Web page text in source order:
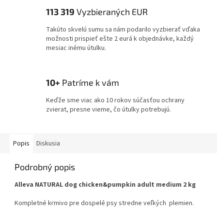
113 319 Vyzbieraných EUR
Takúto skvelú sumu sa nám podarilo vyzbierať vďaka
možnosti prispieť ešte 2 eurá k objednávke, každý
mesiac inému útulku.
10+ Patríme k vám
Keďže sme viac ako 10 rokov súčasťou ochrany
zvierat, presne vieme, čo útulky potrebujú.
Popis Diskusia
Podrobný popis
Alleva NATURAL dog chicken&pumpkin adult medium 2 kg
Kompletné krmivo pre dospelé psy stredne veľkých plemien.